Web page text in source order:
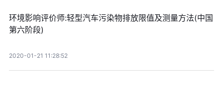
环境影响评价师:轻型汽车污染物排放限值及测量方法(中国
第六阶段)
2020-01-21 11:28:52